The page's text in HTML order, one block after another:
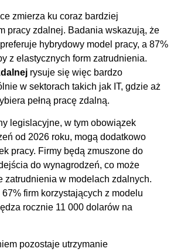
zmierza ku coraz bardziej
pracy zdalnej. Badania wskazują, że
hybrydowy model pracy, a 87%
z elastycznych form zatrudnienia.
rysuje się więc bardzo
w sektorach takich jak IT, gdzie aż
pełną pracę zdalną.
legislacyjne, w tym obowiązek
od 2026 roku, mogą dodatkowo
pracy. Firmy będą zmuszone do
do wynagrodzeń, co może
zatrudnienia w modelach zdalnych.
firm korzystających z modelu
rocznie 11 000 dolarów na
pozostaje utrzymanie